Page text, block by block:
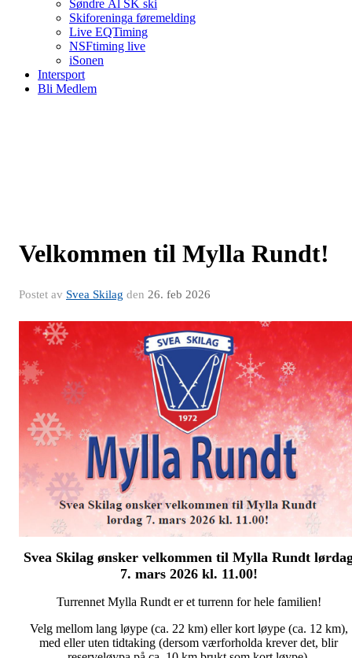
Søndre Ål SK ski
Skiforeninga føremelding
Live EQTiming
NSFtiming live
iSonen
Intersport
Bli Medlem
Velkommen til Mylla Rundt!
Postet av Svea Skilag den 26. feb 2026
Svea Skilag ønsker velkommen til Mylla Rundt
7. mars 2026 kl. 11.00!
Turrennet Mylla Rundt er et turrenn for hele familien!
Velg mellom lang løype (ca. 22 km) eller kort løype (ca. 12 km),
med eller uten tidtaking (dersom værforholda krever det, blir